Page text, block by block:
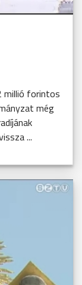
millió forintos
még
...